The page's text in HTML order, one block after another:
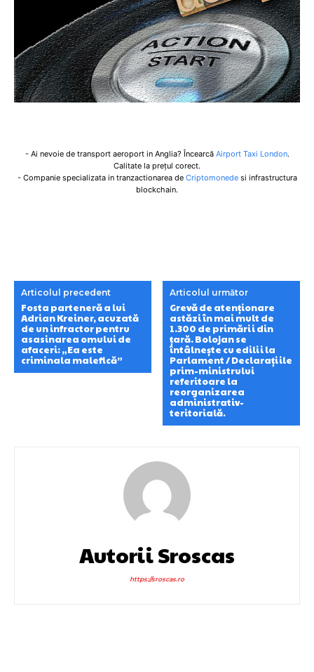
- Ai nevoie de transport aeroport in Anglia? Încearcă Airport Taxi London.
Calitate la prețul corect.
- Companie specializata in tranzactionarea de Criptomonedesi infrastructura
blockchain.
Articolul precedent
Fosta parteneră a lui
Adrian Kreiner, acuzată
de un infractor pentru
asasinarea omului de
afaceri: „Ea este
criminala malefică”
Articolul următor
Grevă de atenționare
astăzi în mai mult de
1.300 de primării din
țară. Bolojan se
întâlnește cu edilii la
Parlament / Declarațiile
prim-ministrului
referitoare la
reorganizarea
administrativ-
teritorială.
Autorii Sroscas
https://sroscas.ro